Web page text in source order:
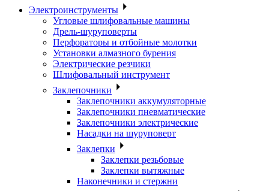
Электроинструменты
Угловые шлифовальные машины
Дрель-шуруповерты
Перфораторы и отбойные молотки
Установки алмазного бурения
Электрические резчики
Шлифовальный инструмент
Заклепочники
Заклепочники аккумуляторные
Заклепочники пневматические
Заклепочники электрические
Насадки на шуруповерт
Заклепки
Заклепки резьбовые
Заклепки вытяжные
Наконечники и стержни